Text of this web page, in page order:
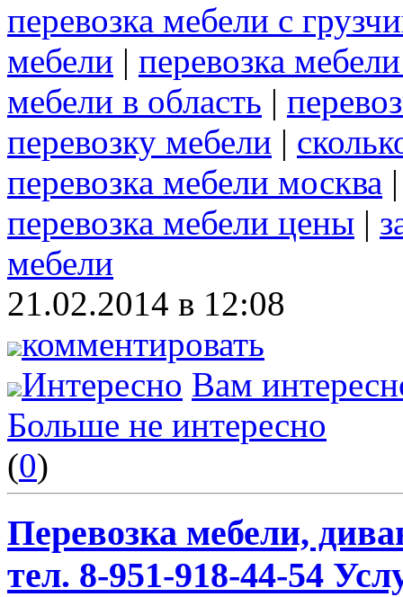
перевозка мебели с
мебели | перевозка
мебели в область |
перевозку мебели |
перевозка мебели москва
перевозка мебели цены |
мебели
21.02.2014 в 12:08
комментировать
Интересно Вам
Больше не интересно
(0)
Перевозка мебели,
тел. 8-951-918-44-54